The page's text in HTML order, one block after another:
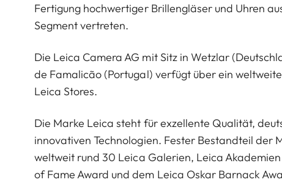
Fertigung hochwertiger Brillengläser und Uhren
Segment vertreten.
Die Leica Camera AG mit Sitz in Wetzlar
de Famalicão (Portugal) verfügt über ein
Leica Stores.
Die Marke Leica steht für exzellente Qualität,
innovativen Technologien. Fester Bestandteil der
weltweit rund 30 Leica Galerien, Leica
of Fame Award und dem Leica Oskar Barnack